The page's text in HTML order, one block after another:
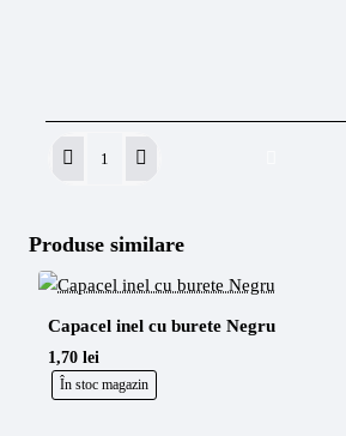
Solutie
Real
Stencil
Produse similare
Capacel inel cu burete Negru
În stoc magazin
1,70 lei